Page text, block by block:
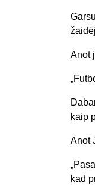
Anot
kaip
Anot
kad